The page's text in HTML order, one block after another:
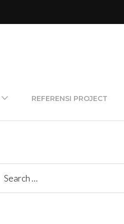
REFERENSI PROJECT
Search
for: